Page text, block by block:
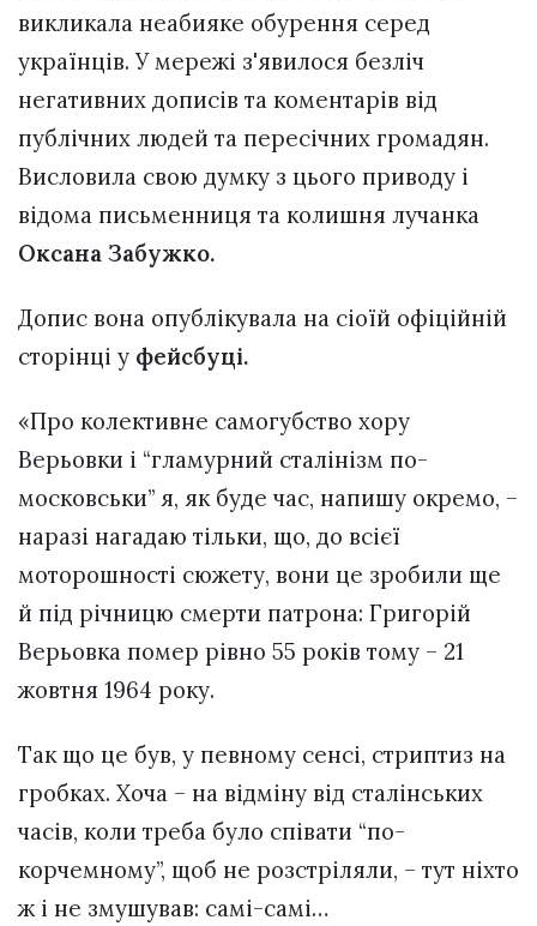
викликала неабияке обурення серед
українців. У мережі з'явилося безліч
негативних дописів та коментарів від
публічних людей та пересічних громадян.
Висловила свою думку з цього приводу і
відома письменниця та колишня лучанка
Оксана Забужко.
Допис вона опублікувала на сіоїй офіційній
сторінці у фейсбуці.
«Про колективне самогубство хору
Верьовки і “гламурний сталінізм по-
московськи” я, як буде час, напишу окремо, –
наразі нагадаю тільки, що, до всієї
моторошності сюжету, вони це зробили ще
й під річницю смерти патрона: Григорій
Верьовка помер рівно 55 років тому – 21
жовтня 1964 року.
Так що це був, у певному сенсі, стриптиз на
гробках. Хоча – на відміну від сталінських
часів, коли треба було співати “по-
корчемному”, щоб не розстріляли, – тут ніхто
ж і не змушував: самі-самі…